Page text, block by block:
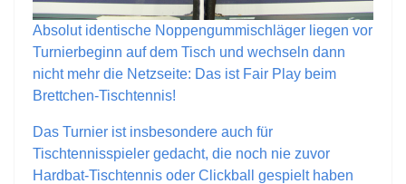
Absolut identische Noppengummischläger liegen vor
Turnierbeginn auf dem Tisch und wechseln dann
nicht mehr die Netzseite: Das ist Fair Play beim
Brettchen-Tischtennis!
Das Turnier ist insbesondere auch für
Tischtennisspieler gedacht, die noch nie zuvor
Hardbat-Tischtennis oder Clickball gespielt haben